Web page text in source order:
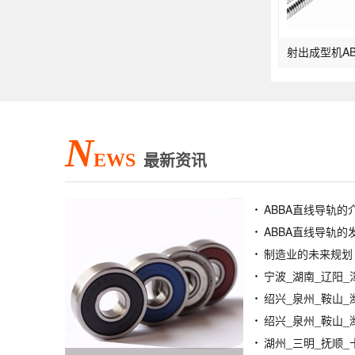
NEWS 最新资讯
ABBA直线导轨的
ABBA直线导轨的
制造业的未来规划